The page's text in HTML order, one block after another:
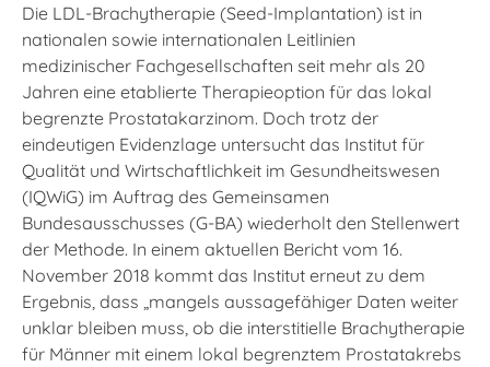
Die LDL-Brachytherapie (Seed-Implantation) ist in
nationalen sowie internationalen Leitlinien
medizinischer Fachgesellschaften seit mehr als 20
Jahren eine etablierte Therapieoption für das lokal
begrenzte Prostatakarzinom. Doch trotz der
eindeutigen Evidenzlage untersucht das Institut für
Qualität und Wirtschaftlichkeit im Gesundheitswesen
(IQWiG) im Auftrag des Gemeinsamen
Bundesausschusses (G-BA) wiederholt den Stellenwert
der Methode. In einem aktuellen Bericht vom 16.
November 2018 kommt das Institut erneut zu dem
Ergebnis, dass „mangels aussagefähiger Daten weiter
unklar bleiben muss, ob die interstitielle Brachytherapie
für Männer mit einem lokal begrenztem Prostatakrebs